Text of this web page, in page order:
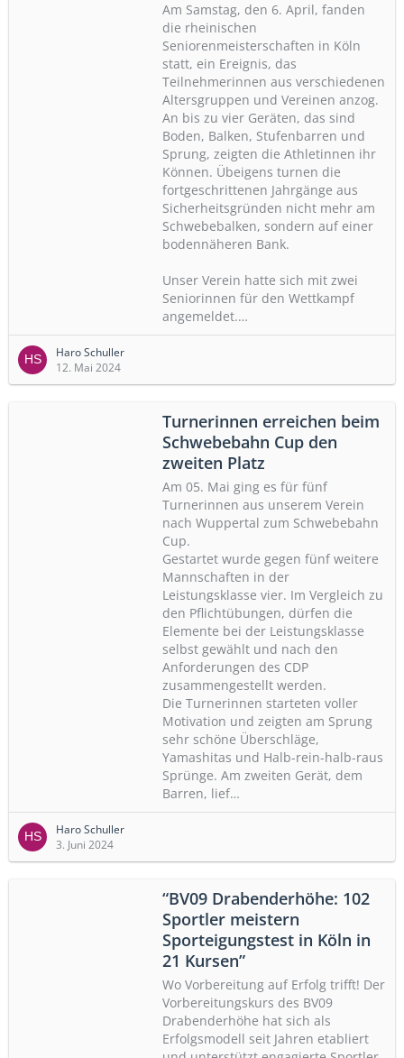
Am Samstag, den 6. April, fanden
die rheinischen
Seniorenmeisterschaften in Köln
statt, ein Ereignis, das
Teilnehmerinnen aus verschiedenen
Altersgruppen und Vereinen anzog.
An bis zu vier Geräten, das sind
Boden, Balken, Stufenbarren und
Sprung, zeigten die Athletinnen ihr
Können. Übeigens turnen die
fortgeschrittenen Jahrgänge aus
Sicherheitsgründen nicht mehr am
Schwebebalken, sondern auf einer
bodennäheren Bank.
Unser Verein hatte sich mit zwei
Seniorinnen für den Wettkampf
angemeldet.…
Haro Schuller
12. Mai 2024
Turnerinnen erreichen beim
Schwebebahn Cup den
zweiten Platz
Am 05. Mai ging es für fünf
Turnerinnen aus unserem Verein
nach Wuppertal zum Schwebebahn
Cup.
Gestartet wurde gegen fünf weitere
Mannschaften in der
Leistungsklasse vier. Im Vergleich zu
den Pflichtübungen, dürfen die
Elemente bei der Leistungsklasse
selbst gewählt und nach den
Anforderungen des CDP
zusammengestellt werden.
Die Turnerinnen starteten voller
Motivation und zeigten am Sprung
sehr schöne Überschläge,
Yamashitas und Halb-rein-halb-raus
Sprünge. Am zweiten Gerät, dem
Barren, lief…
Haro Schuller
3. Juni 2024
“BV09 Drabenderhöhe: 102
Sportler meistern
Sporteigungstest in Köln in
21 Kursen”
Wo Vorbereitung auf Erfolg trifft! Der
Vorbereitungskurs des BV09
Drabenderhöhe hat sich als
Erfolgsmodell seit Jahren etabliert